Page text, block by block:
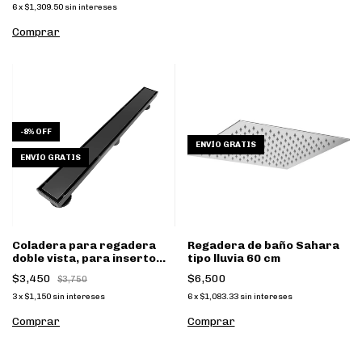
6x $1,309.50 sin intereses
-8% OFF
ENVÍO GRATIS
Coladera para regadera
doble vista, para inserto
cerámico 70x10cm Negro
COL70N
$3,450 $3,750
3x $1,150 sin intereses
ENVÍO GRATIS
Regadera de baño Sahara
tipo lluvia 60 cm
$6,500
6 x $1,083.33 sin intereses
Comprar